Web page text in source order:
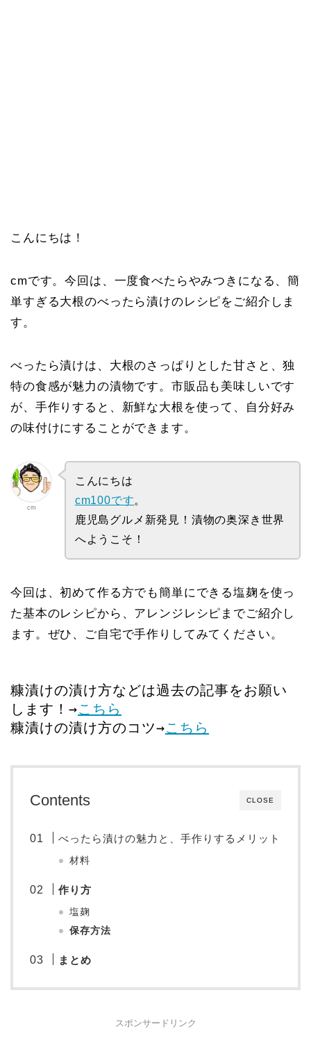
こんにちは！
cmです。今回は、一度食べたらやみつきになる、簡
単すぎる大根のべったら漬けのレシピをご紹介しま
す。
べったら漬けは、大根のさっぱりとした甘さと、独
特の食感が魅力の漬物です。市販品も美味しいです
が、手作りすると、新鮮な大根を使って、自分好み
の味付けにすることができます。
cm
こんにちは
cm100です。
鹿児島グルメ新発見！漬物の奥深き世界
へようこそ！
今回は、初めて作る方でも簡単にできる塩麹を使っ
た基本のレシピから、アレンジレシピまでご紹介し
ます。ぜひ、ご自宅で手作りしてみてください。
糠漬けの漬け方などは過去の記事をお願い
します！→こちら
糠漬けの漬け方のコツ→こちら
CLOSE
Contents
べったら漬けの魅力と、手作りするメリット
材料
作り方
塩麹
保存方法
まとめ
スポンサードリンク